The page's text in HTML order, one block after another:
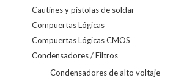
Cautines y pistolas de soldar
Compuertas Lógicas
Compuertas Lógicas CMOS
Condensadores / Filtros
Condensadores de alto voltaje